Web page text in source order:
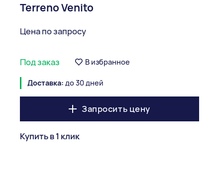
Terreno Venito
Цена по запросу
Под заказ В избранное
Доставка: до 30 дней
Запросить цену
Купить в 1 клик